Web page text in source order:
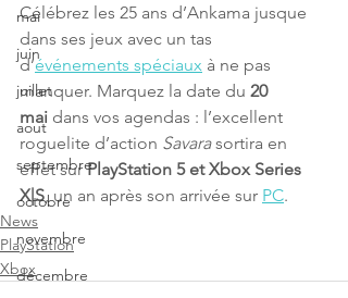
mai
juin
juillet
aout
septembre
octobre
novembre
décembre
Célébrez les 25 ans d’Ankama jusque
dans ses jeux avec un tas
d’événements spéciaux à ne pas
manquer. Marquez la date du 20
mai dans vos agendas : l’excellent
roguelite d’action Savara sortira en
effet sur PlayStation 5 et Xbox Series
X|S, un an après son arrivée sur PC.
News
PlayStation
Xbox